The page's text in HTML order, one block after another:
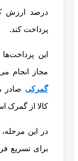
درصد ارزش
پرداخت کند.
مجاز انجام
گمرکی صادر
کالا از گمرک
در این
برای تسریع